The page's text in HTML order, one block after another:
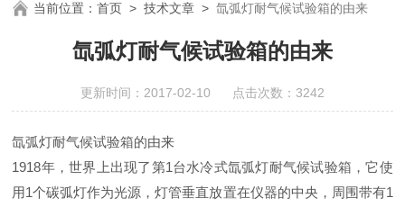
当前位置：首页 >技术文章 >氙弧灯耐气候试验箱的由来
氙弧灯耐气候试验箱的由来
更新时间：2017-02-10 点击次数：3242
氙弧灯耐气候试验箱的由来
1918年，世界上出现了第1台水冷式氙弧灯耐气候试验箱 ，它使
用1个碳弧灯作为光源，灯管垂直放置在仪器的中央，周围带有1